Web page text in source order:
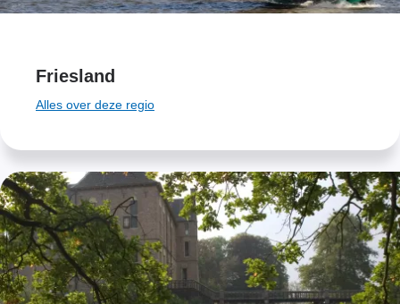
Friesland
Alles over deze regio